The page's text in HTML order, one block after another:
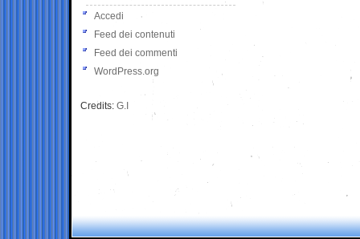
Accedi
Feed dei contenuti
Feed dei commenti
WordPress.org
Credits: G.I